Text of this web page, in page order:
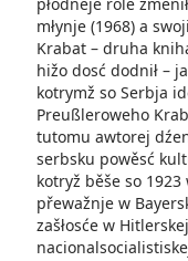
młynje (1968) a
Krabat – druha
hižo dosć dodnił –
kotrymž so Serbja
Preußleroweho
tutomu awtorej
serbsku powěsć
kotryž běše so
přewažnje w
zašłosće w Hitlerskej